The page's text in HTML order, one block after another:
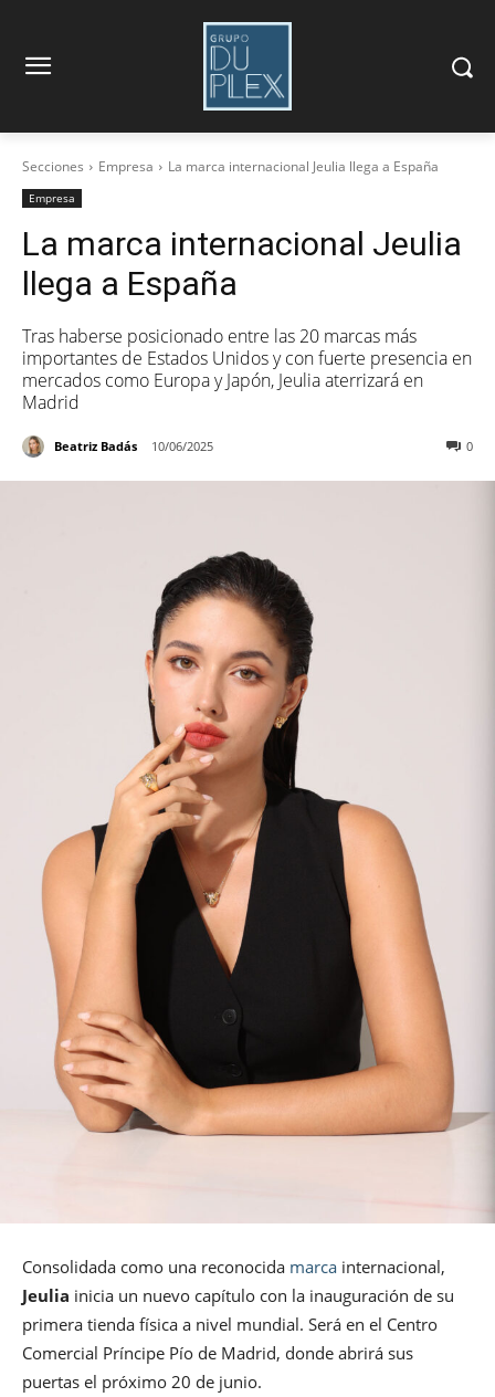
Secciones Empresa La marca internacional Jeulia llega a España
Empresa
La marca internacional Jeulia
llega a España
Tras haberse posicionado entre las 20 marcas más
importantes de Estados Unidos y con fuerte presencia en
mercados como Europa y Japón, Jeulia aterrizará en
Madrid
Beatriz Badás 10/06/2025 0
Consolidada como una reconocida marca internacional,
Jeulia inicia un nuevo capítulo con la inauguración de su
primera tienda física a nivel mundial. Será en el Centro
Comercial Príncipe Pío de Madrid, donde abrirá sus
puertas el próximo 20 de junio.